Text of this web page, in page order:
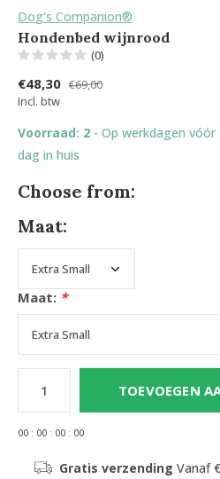
Dog's Companion®
Hondenbed wijnrood
(0)
€48,30 €69,00
Incl. btw
Voorraad: 2 - Op werkdagen
dag in huis
Choose from:
Maat:
Maat: *
TOEVOEGEN
00 : 00 : 00 : 00
Gratis verzending Vanaf